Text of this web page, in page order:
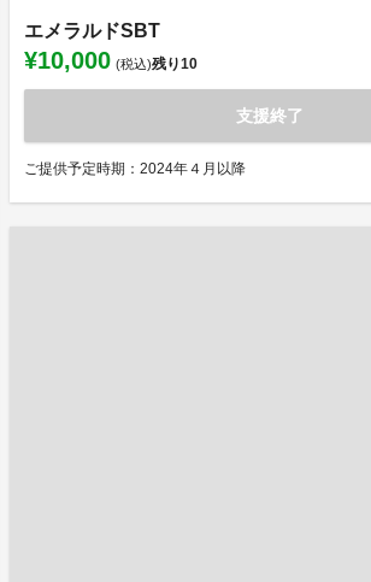
エメラルドSBT
¥10,000 (税込)残り10
支援終了
ご提供予定時期：2024年４月以降